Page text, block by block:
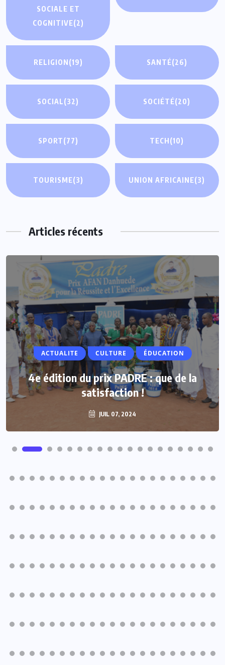
SOCIALE ET
COGNITIVE(2)
RELIGION(19) SANTÉ(26)
SOCIAL(32) SOCIÉTÉ(20)
SPORT(77) TECH(10)
TOURISME(3) UNION AFRICAINE(3)
Articles récents
ACTUALITE CULTURE ÉDUCATION
4e édition du prix PADRE : que de la
satisfaction !
JUIL 07, 2024
ACTUALITE
Vacances parlementaires : les députés
renforcent leur proximité avec les
populations
JUIL 07, 2024